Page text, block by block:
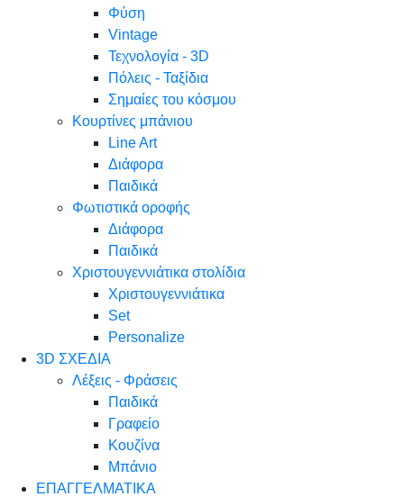
Φύση
Vintage
Τεχνολογία - 3D
Πόλεις - Ταξίδια
Σημαίες του κόσμου
Κουρτίνες μπάνιου
Line Art
Διάφορα
Παιδικά
Φωτιστικά οροφής
Διάφορα
Παιδικά
Χριστουγεννιάτικα στολίδια
Χριστουγεννιάτικα
Set
Personalize
3D ΣΧΕΔΙΑ
Λέξεις - Φράσεις
Παιδικά
Γραφείο
Κουζίνα
Μπάνιο
ΕΠΑΓΓΕΛΜΑΤΙΚΑ